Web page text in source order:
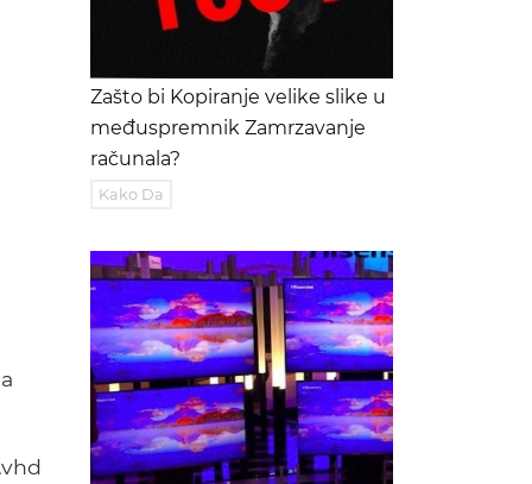
Zašto bi Kopiranje velike slike u
međuspremnik Zamrzavanje
računala?
Kako Da